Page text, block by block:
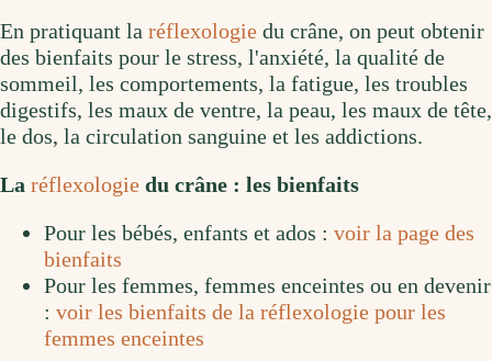
En pratiquant la réflexologie du crâne, on peut obtenir
des bienfaits pour le stress, l'anxiété, la qualité de
sommeil, les comportements, la fatigue, les troubles
digestifs, les maux de ventre, la peau, les maux de tête,
le dos, la circulation sanguine et les addictions.
La réflexologie du crâne : les bienfaits
Pour les bébés, enfants et ados : voir la page des
bienfaits
Pour les femmes, femmes enceintes ou en devenir
: voir les bienfaits de la réflexologie pour les
femmes enceintes